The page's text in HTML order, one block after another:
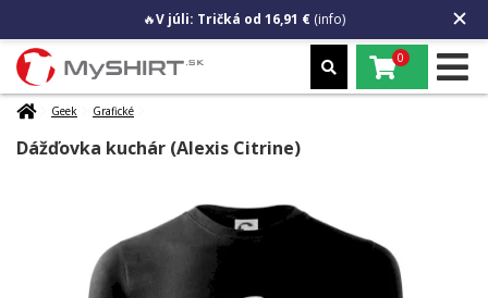
🔥V júli: Tričká od 16,91 € (info)
0
Geek Grafické
Dážďovka kuchár (Alexis Citrine)